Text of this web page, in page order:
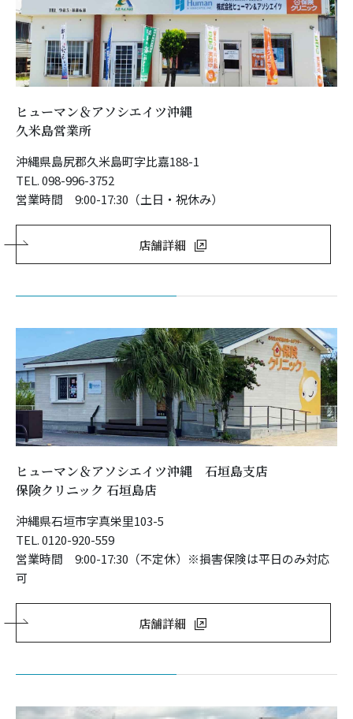
ヒューマン＆アソシエイツ沖縄
久米島営業所
沖縄県島尻郡久米島町字比嘉188-1
TEL. 098-996-3752
営業時間 9:00-17:30（土日・祝休み）
店舗詳細
ヒューマン＆アソシエイツ沖縄 石垣島支店
保険クリニック 石垣島店
沖縄県石垣市字真栄里103-5
TEL. 0120-920-559
営業時間 9:00-17:30（不定休）※損害保険は平日のみ対応
可
店舗詳細